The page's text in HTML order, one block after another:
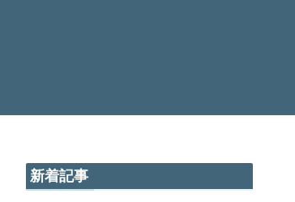
新着記事